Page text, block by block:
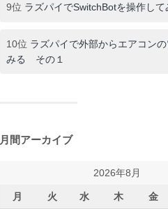
9位 ラズパイでSwitchBotを操作して
10位 ラズパイで外部からエアコン
みる その１
月間アーカイブ
2026年8月
月 火 水 木 金